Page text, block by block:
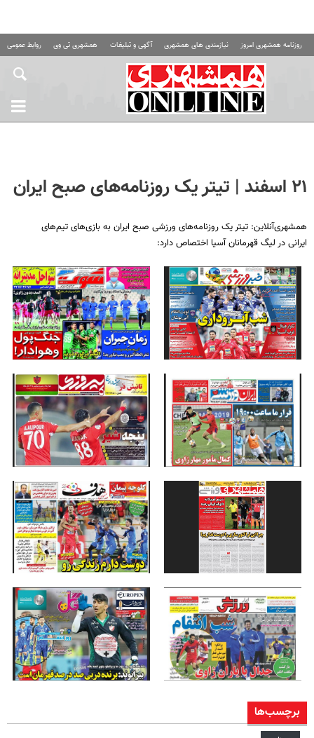
روزنامه همشهری امروز نیازمندی های همشهری آگهی و تبلیغات همشهری تی وی روابط عمومی
۲۱ اسفند | تیتر یک روزنامه‌های صبح ایران
همشهری‌آنلاین: تیتر یک روزنامه‌های ورزشی صبح ایران به بازی‌های تیم‌های
ایرانی در لیگ قهرمانان آسیا اختصاص دارد:
برچسب‌ها